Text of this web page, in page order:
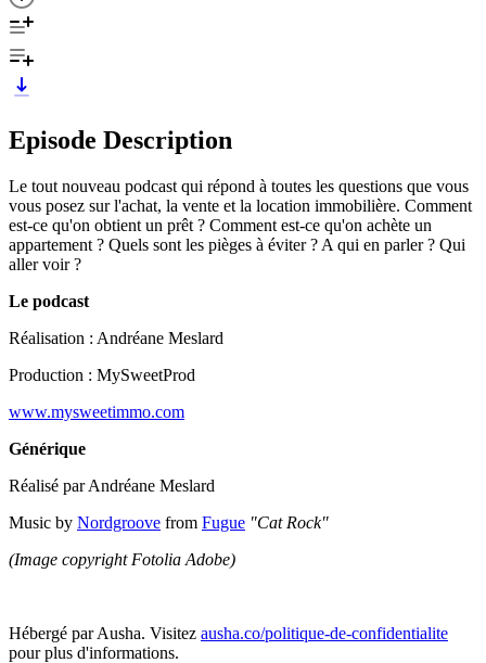
Episode Description
Le tout nouveau podcast qui répond à toutes les questions que vous
vous posez sur l'achat, la vente et la location immobilière. Comment
est-ce qu'on obtient un prêt ? Comment est-ce qu'on achète un
appartement ? Quels sont les pièges à éviter ? A qui en parler ? Qui
aller voir ?
Le podcast
Réalisation : Andréane Meslard
Production : MySweetProd
www.mysweetimmo.com
Générique
Réalisé par Andréane Meslard
Music by Nordgroove from Fugue "Cat Rock"
(Image copyright Fotolia Adobe)
Hébergé par Ausha. Visitez ausha.co/politique-de-confidentialite
pour plus d'informations.